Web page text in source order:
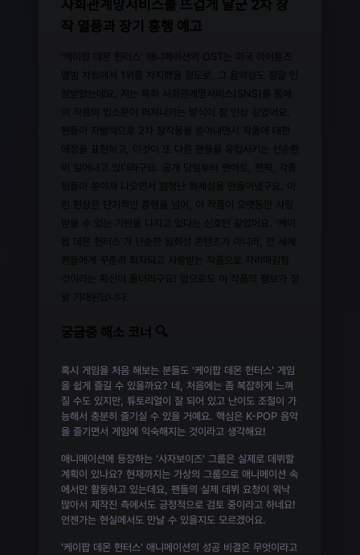
사회관계망서비스를 뜨겁게 달군 2차 창
작 열풍과 장기 흥행 예고
'케이팝 데몬 헌터스' 애니메이션의 OST는 미국 아이튠즈
앨범 차트에서 1위를 차지했을 정도로, 그 음악성도 정말 인
정받았는데요, 저는 특히 사회관계망서비스(SNS)를 통해
이 작품의 입소문이 퍼져나가는 방식이 참 인상 깊었어요.
팬들이 자발적으로 2차 창작물을 쏟아내면서 작품에 대한
애정을 표현하고, 이것이 또 다른 팬들을 유입시키는 선순환
이 일어나고 있더라구요. 공개 당일부터 팬아트, 팬픽, 각종
밈들이 쏟아져 나오면서 엄청난 화제성을 만들어냈구요. 이
런 현상은 단기적인 흥행을 넘어, 이 작품이 오랫동안 사랑
받을 수 있는 기반을 다지고 있다는 신호탄 같았어요. '케이
팝 데몬 헌터스'가 단순한 일회성 콘텐츠가 아니라, 전 세계
팬들에게 꾸준히 회자되고 사랑받는 작품으로 자리매김할
것이라는 확신이 들더라구요! 앞으로도 이 작품의 행보가 정
말 기대된답니다.
궁금증 해소 코너 🔍
혹시 게임을 처음 해보는 분들도 '케이팝 데몬 헌터스' 게임
을 쉽게 즐길 수 있을까요? 네, 처음에는 좀 복잡하게 느껴
질 수도 있지만, 튜토리얼이 잘 되어 있고 난이도 조절이 가
능해서 충분히 즐기실 수 있을 거예요. 핵심은 K-POP 음악
을 즐기면서 게임에 익숙해지는 것이라고 생각해요!
애니메이션에 등장하는 '사자보이즈' 그룹은 실제로 데뷔할
계획이 있나요? 현재까지는 가상의 그룹으로 애니메이션 속
에서만 활동하고 있는데요, 팬들의 실제 데뷔 요청이 워낙
많아서 제작진 측에서도 긍정적으로 검토 중이라고 하네요!
언젠가는 현실에서도 만날 수 있을지도 모르겠어요.
'케이팝 데몬 헌터스' 애니메이션의 성공 비결은 무엇이라고